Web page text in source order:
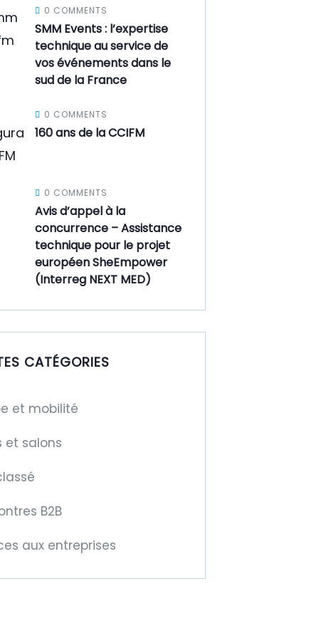
0 COMMENTS
SMM Events : l’expertise
technique au service de
vos événements dans le
sud de la France
0 COMMENTS
160 ans de la CCIFM
0 COMMENTS
Avis d’appel à la
concurrence – Assistance
technique pour le projet
européen SheEmpower
(Interreg NEXT MED)
CATÉGORIES
et mobilité
et salons
B2B
aux entreprises